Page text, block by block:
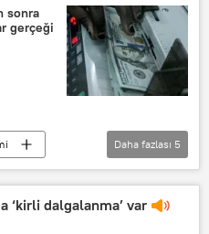
sonra
gerçeği
Daha fazlası 5
‘kirli dalgalanma’ var